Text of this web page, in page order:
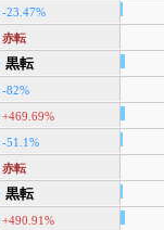
-23.47%
赤転
黒転
-82%
+469.69%
-51.1%
赤転
黒転
+490.91%